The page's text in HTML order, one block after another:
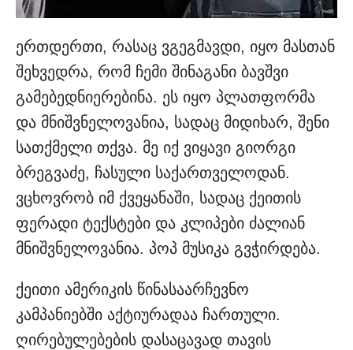
ერთდერთი, რასაც ვგეგმავდი, იყო მასთან
შეხვედრა, რომ ჩემი შინაგანი ბავშვი
გამებედნიერებინა. ეს იყო პლათფორმა
და მნიშვნელოვანია, სადაც მიდიხარ, შენი
სათქმელი თქვა. მე იქ ვიყავი გიორგი
ბრეგვაძე, ჩასული საქართველოდან.
ვცხოვრობ იმ ქვეყანაში, სადაც ქეითის
ფერადი ტექსტები და კლიპები ძალიან
მნიშვნელოვანია. პოპ მუსიკა გვჭირდება.
ქეითი ამერიკის წინასაარჩევნო
კამპანიებში აქტიურადაა ჩართული.
ღირებულებების დასაცავად თავის